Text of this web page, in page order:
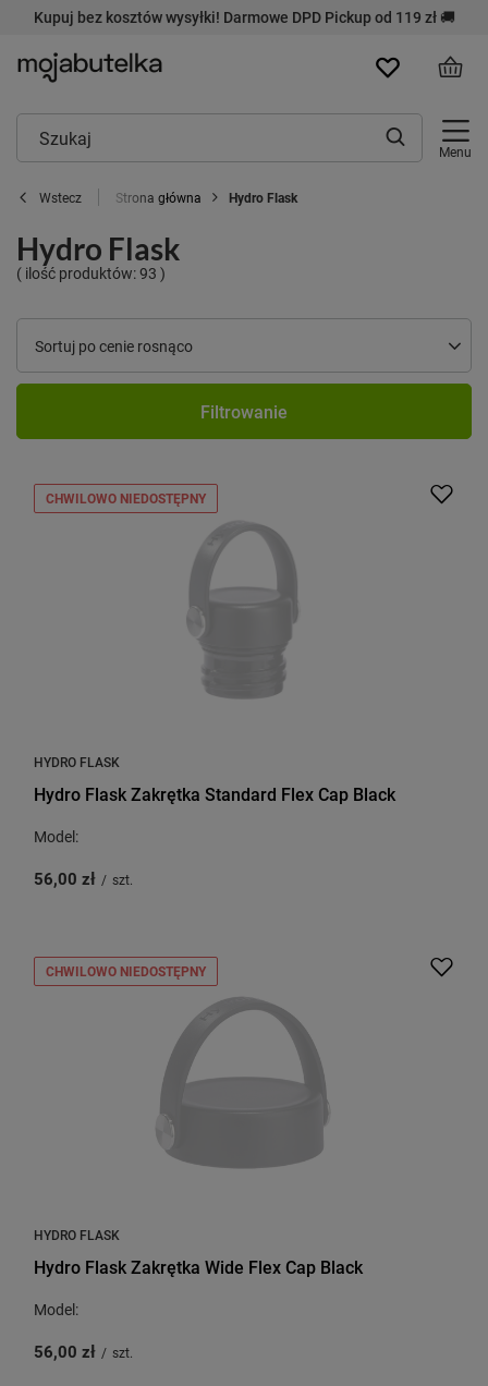
Kupuj bez kosztów wysyłki! Darmowe DPD Pickup od 119 zł 🚚
Menu
Wstecz Strona główna Hydro Flask
Hydro Flask
( ilość produktów:93 )
Zmień sortowanie
Sortuj po cenie rosnąco
Filtrowanie
CHWILOWO NIEDOSTĘPNY
HYDRO FLASK
Hydro Flask Zakrętka Standard Flex Cap Black
Model:
56,00 zł / szt.
CHWILOWO NIEDOSTĘPNY
HYDRO FLASK
Hydro Flask Zakrętka Wide Flex Cap Black
Model:
56,00 zł / szt.